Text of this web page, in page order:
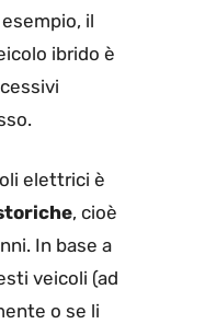
il
ibrido è
elettrici è
, cioè
In base a
veicoli (ad
o se li